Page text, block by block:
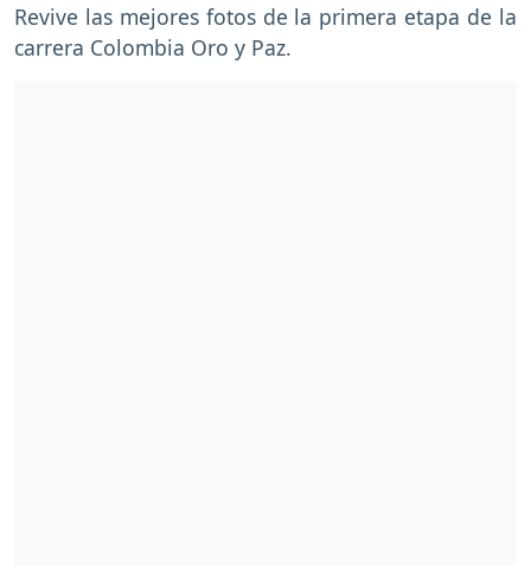
Revive las mejores fotos de la primera etapa de la
carrera Colombia Oro y Paz.